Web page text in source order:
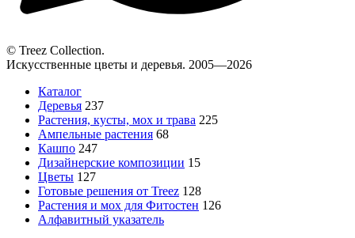
© Treez Collection.
Искусственные цветы и деревья. 2005—2026
Каталог
Деревья 237
Растения, кусты, мох и трава 225
Ампельные растения 68
Кашпо 247
Дизайнерские композиции 15
Цветы 127
Готовые решения от Treez 128
Растения и мох для Фитостен 126
Алфавитный указатель